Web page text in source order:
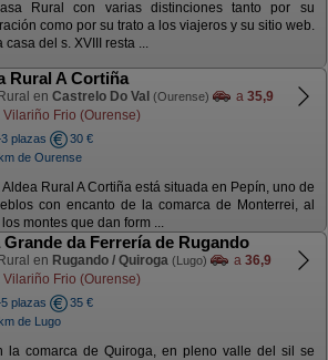
Rural con varias distinciones tanto por su
como por su trato a los viajeros y su sitio web.
casa del s. XVIII resta ...
Rural A Cortiña
en Castrelo Do Val (Ourense) a 35,9
Vilariño Frio (Ourense)
plazas
30 €
de Ourense
Aldea Rural A Cortiña está situada en Pepín, uno de
con encanto de la comarca de Monterrei, al
montes que dan form ...
Grande da Ferrería de Rugando
en Rugando / Quiroga (Lugo) a 36,9
Vilariño Frio (Ourense)
plazas
35 €
de Lugo
la comarca de Quiroga, en pleno valle del sil se